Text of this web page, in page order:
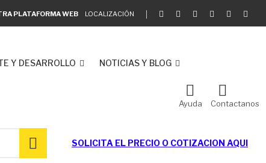
PLATAFORMA WEB LOCALIZACIÓN
Y DESARROLLO NOTICIAS Y BLOG
Ayuda Contactanos
SOLICITA EL PRECIO O COTIZACION AQUI